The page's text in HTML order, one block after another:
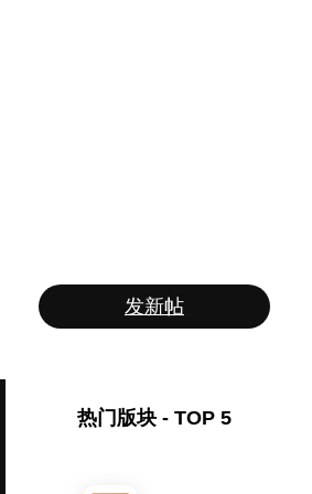
发新帖
热门版块 - TOP 5